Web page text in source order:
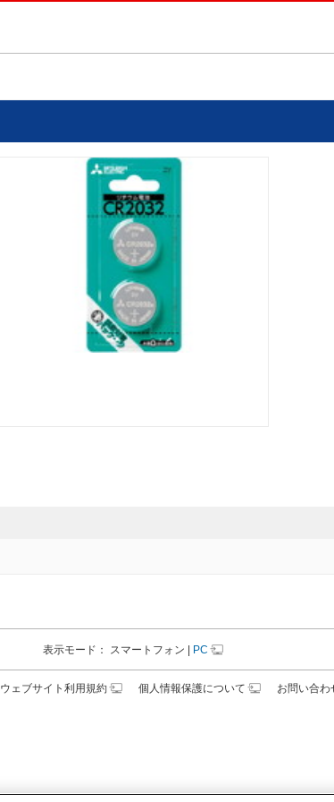
表示モード： スマートフォン PC
ウェブサイト利用規約 個人情報保護について お問い合わ